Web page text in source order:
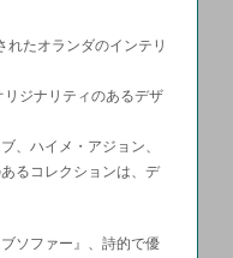
れたオランダのインテリ
リジナリティのあるデザ
、ハイメ・アジョン、
るコレクションは、デ
ソファー』、詩的で優